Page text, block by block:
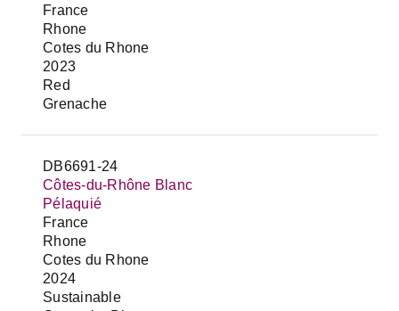
France
Rhone
Cotes du Rhone
2023
Red
Grenache
DB6691-24
Côtes-du-Rhône Blanc
Pélaquié
France
Rhone
Cotes du Rhone
2024
Sustainable